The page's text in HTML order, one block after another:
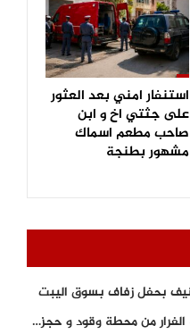
استنفار امني بعد العثور
على جثتي اخ و ابن
صاحب مطعم اسماك
مشهور بطنجة
توقيف المتورطين في واقعة الفرار من محطة وقود و حجز السيارة